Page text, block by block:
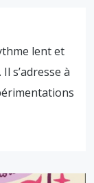
lent et
s’adresse à